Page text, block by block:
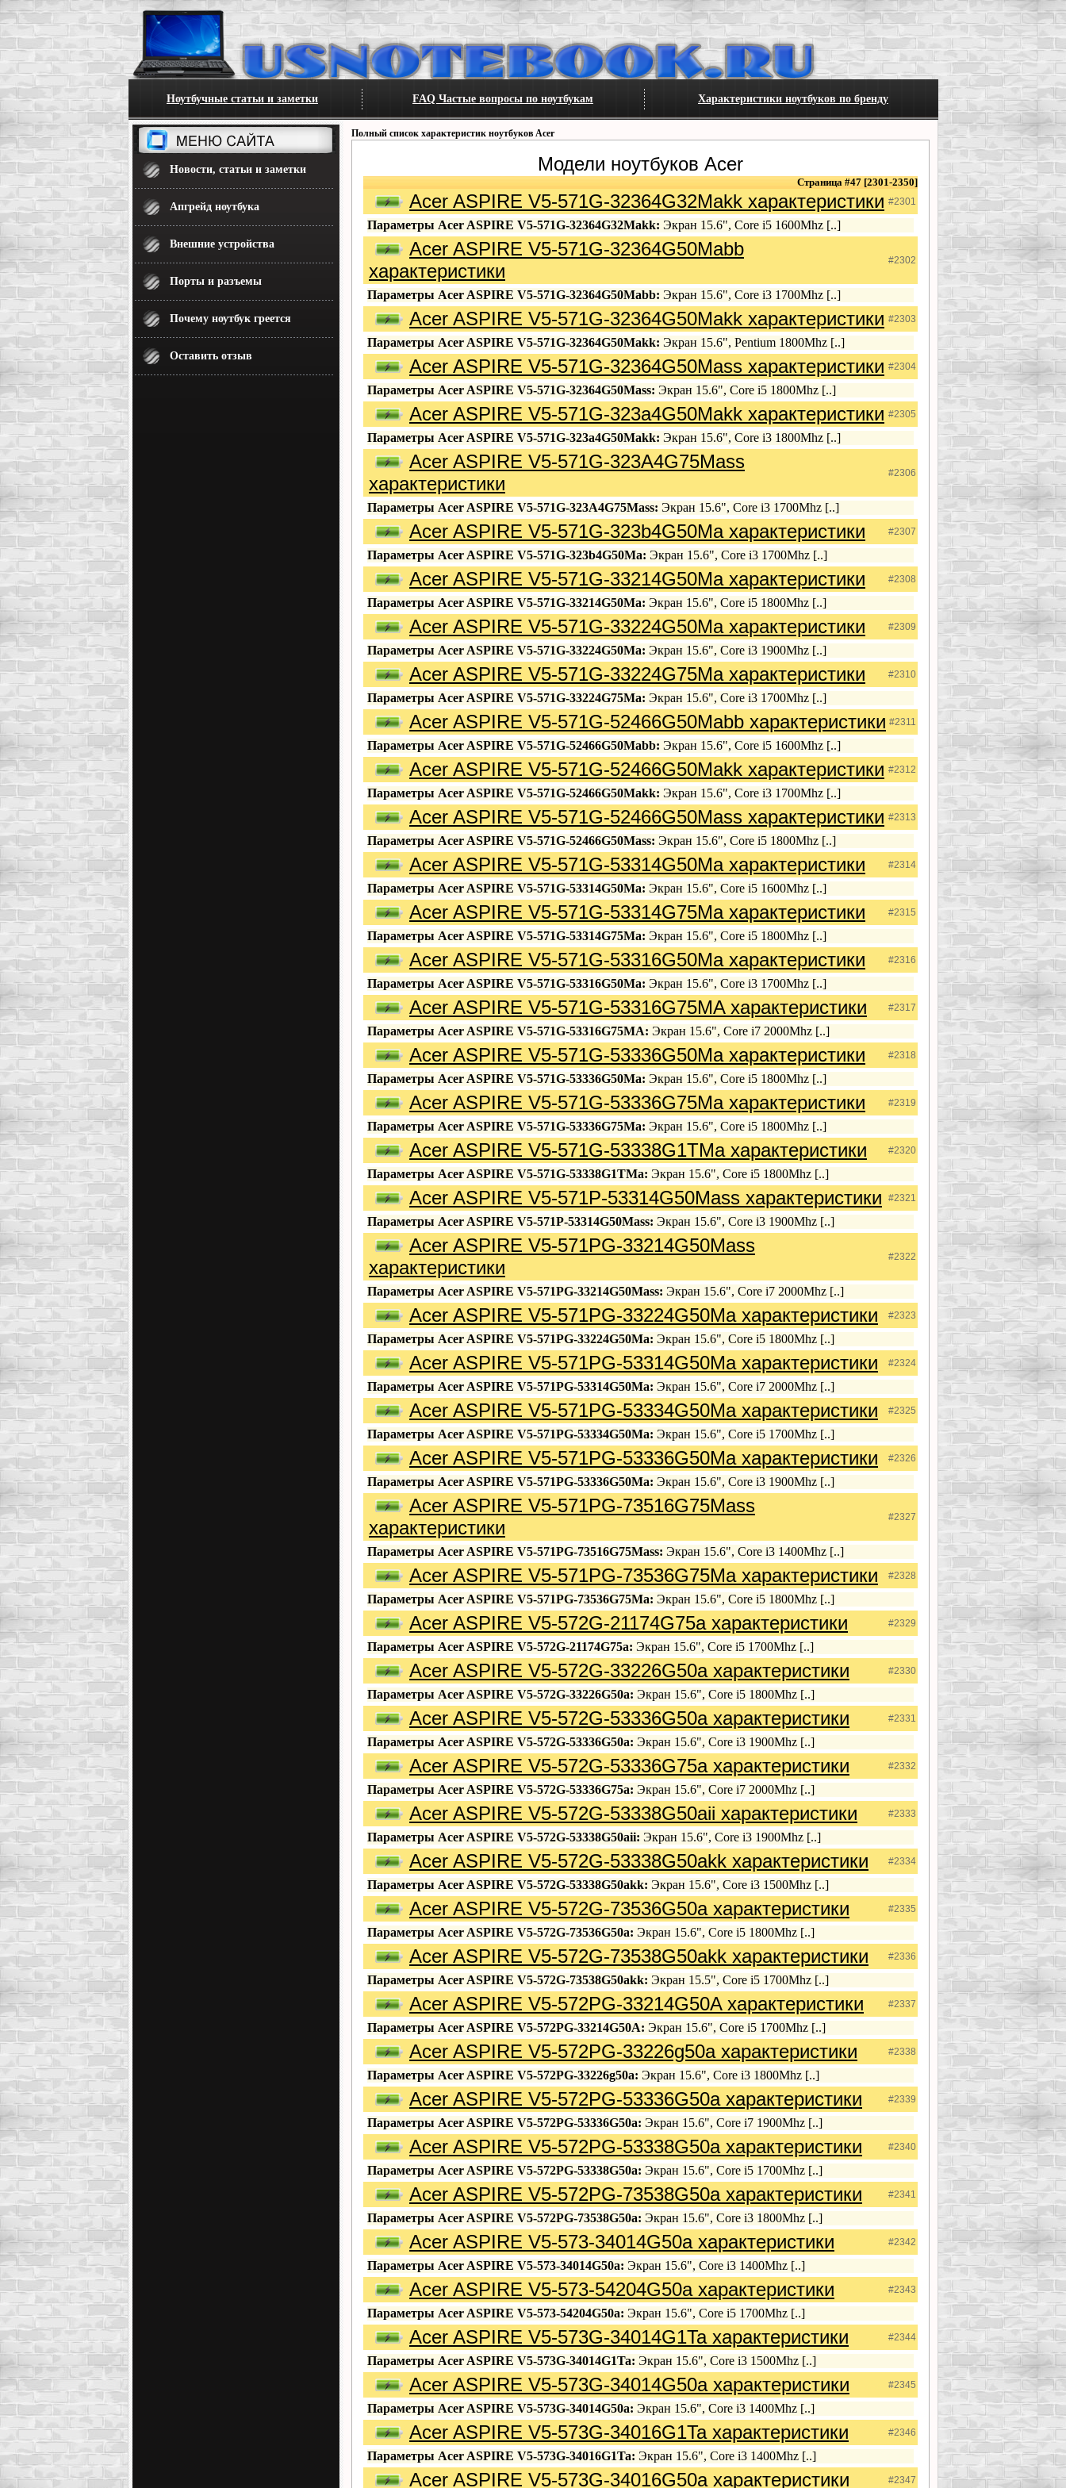
Ноутбучные статьи и заметки FAQ Частые вопросы по ноутбукам Характеристики ноутбуков по бренду
Новости, статьи и заметки
Апгрейд ноутбука
Внешние устройства
Порты и разъемы
Почему ноутбук греется
Оставить отзыв
Полный список характеристик ноутбуков Acer
Модели ноутбуков Acer
Страница #47 [2301-2350]
Acer ASPIRE V5-571G-32364G32Makk характеристики #2301
Параметры Acer ASPIRE V5-571G-32364G32Makk: Экран 15.6", Core i5 1600Mhz [..]
Acer ASPIRE V5-571G-32364G50Mabb
характеристики
#2302
Параметры Acer ASPIRE V5-571G-32364G50Mabb: Экран 15.6", Core i3 1700Mhz [..]
Acer ASPIRE V5-571G-32364G50Makk характеристики #2303
Параметры Acer ASPIRE V5-571G-32364G50Makk: Экран 15.6", Pentium 1800Mhz [..]
Acer ASPIRE V5-571G-32364G50Mass характеристики #2304
Параметры Acer ASPIRE V5-571G-32364G50Mass: Экран 15.6", Core i5 1800Mhz [..]
Acer ASPIRE V5-571G-323a4G50Makk характеристики #2305
Параметры Acer ASPIRE V5-571G-323a4G50Makk: Экран 15.6", Core i3 1800Mhz [..]
Acer ASPIRE V5-571G-323A4G75Mass
характеристики
#2306
Параметры Acer ASPIRE V5-571G-323A4G75Mass: Экран 15.6", Core i3 1700Mhz [..]
Acer ASPIRE V5-571G-323b4G50Ma характеристики #2307
Параметры Acer ASPIRE V5-571G-323b4G50Ma: Экран 15.6", Core i3 1700Mhz [..]
Acer ASPIRE V5-571G-33214G50Ma характеристики #2308
Параметры Acer ASPIRE V5-571G-33214G50Ma: Экран 15.6", Core i5 1800Mhz [..]
Acer ASPIRE V5-571G-33224G50Ma характеристики #2309
Параметры Acer ASPIRE V5-571G-33224G50Ma: Экран 15.6", Core i3 1900Mhz [..]
Acer ASPIRE V5-571G-33224G75Ma характеристики #2310
Параметры Acer ASPIRE V5-571G-33224G75Ma: Экран 15.6", Core i3 1700Mhz [..]
Acer ASPIRE V5-571G-52466G50Mabb характеристики #2311
Параметры Acer ASPIRE V5-571G-52466G50Mabb: Экран 15.6", Core i5 1600Mhz [..]
Acer ASPIRE V5-571G-52466G50Makk характеристики #2312
Параметры Acer ASPIRE V5-571G-52466G50Makk: Экран 15.6", Core i3 1700Mhz [..]
Acer ASPIRE V5-571G-52466G50Mass характеристики #2313
Параметры Acer ASPIRE V5-571G-52466G50Mass: Экран 15.6", Core i5 1800Mhz [..]
Acer ASPIRE V5-571G-53314G50Ma характеристики #2314
Параметры Acer ASPIRE V5-571G-53314G50Ma: Экран 15.6", Core i5 1600Mhz [..]
Acer ASPIRE V5-571G-53314G75Ma характеристики #2315
Параметры Acer ASPIRE V5-571G-53314G75Ma: Экран 15.6", Core i5 1800Mhz [..]
Acer ASPIRE V5-571G-53316G50Ma характеристики #2316
Параметры Acer ASPIRE V5-571G-53316G50Ma: Экран 15.6", Core i3 1700Mhz [..]
Acer ASPIRE V5-571G-53316G75MA характеристики #2317
Параметры Acer ASPIRE V5-571G-53316G75MA: Экран 15.6", Core i7 2000Mhz [..]
Acer ASPIRE V5-571G-53336G50Ma характеристики #2318
Параметры Acer ASPIRE V5-571G-53336G50Ma: Экран 15.6", Core i5 1800Mhz [..]
Acer ASPIRE V5-571G-53336G75Ma характеристики #2319
Параметры Acer ASPIRE V5-571G-53336G75Ma: Экран 15.6", Core i5 1800Mhz [..]
Acer ASPIRE V5-571G-53338G1TMa характеристики #2320
Параметры Acer ASPIRE V5-571G-53338G1TMa: Экран 15.6", Core i5 1800Mhz [..]
Acer ASPIRE V5-571P-53314G50Mass характеристики #2321
Параметры Acer ASPIRE V5-571P-53314G50Mass: Экран 15.6", Core i3 1900Mhz [..]
Acer ASPIRE V5-571PG-33214G50Mass
характеристики
#2322
Параметры Acer ASPIRE V5-571PG-33214G50Mass: Экран 15.6", Core i7 2000Mhz [..]
Acer ASPIRE V5-571PG-33224G50Ma характеристики #2323
Параметры Acer ASPIRE V5-571PG-33224G50Ma: Экран 15.6", Core i5 1800Mhz [..]
Acer ASPIRE V5-571PG-53314G50Ma характеристики #2324
Параметры Acer ASPIRE V5-571PG-53314G50Ma: Экран 15.6", Core i7 2000Mhz [..]
Acer ASPIRE V5-571PG-53334G50Ma характеристики #2325
Параметры Acer ASPIRE V5-571PG-53334G50Ma: Экран 15.6", Core i5 1700Mhz [..]
Acer ASPIRE V5-571PG-53336G50Ma характеристики #2326
Параметры Acer ASPIRE V5-571PG-53336G50Ma: Экран 15.6", Core i3 1900Mhz [..]
Acer ASPIRE V5-571PG-73516G75Mass
характеристики
#2327
Параметры Acer ASPIRE V5-571PG-73516G75Mass: Экран 15.6", Core i3 1400Mhz [..]
Acer ASPIRE V5-571PG-73536G75Ma характеристики #2328
Параметры Acer ASPIRE V5-571PG-73536G75Ma: Экран 15.6", Core i5 1800Mhz [..]
Acer ASPIRE V5-572G-21174G75a характеристики #2329
Параметры Acer ASPIRE V5-572G-21174G75a: Экран 15.6", Core i5 1700Mhz [..]
Acer ASPIRE V5-572G-33226G50a характеристики #2330
Параметры Acer ASPIRE V5-572G-33226G50a: Экран 15.6", Core i5 1800Mhz [..]
Acer ASPIRE V5-572G-53336G50a характеристики #2331
Параметры Acer ASPIRE V5-572G-53336G50a: Экран 15.6", Core i3 1900Mhz [..]
Acer ASPIRE V5-572G-53336G75a характеристики #2332
Параметры Acer ASPIRE V5-572G-53336G75a: Экран 15.6", Core i7 2000Mhz [..]
Acer ASPIRE V5-572G-53338G50aii характеристики #2333
Параметры Acer ASPIRE V5-572G-53338G50aii: Экран 15.6", Core i3 1900Mhz [..]
Acer ASPIRE V5-572G-53338G50akk характеристики #2334
Параметры Acer ASPIRE V5-572G-53338G50akk: Экран 15.6", Core i3 1500Mhz [..]
Acer ASPIRE V5-572G-73536G50a характеристики #2335
Параметры Acer ASPIRE V5-572G-73536G50a: Экран 15.6", Core i5 1800Mhz [..]
Acer ASPIRE V5-572G-73538G50akk характеристики #2336
Параметры Acer ASPIRE V5-572G-73538G50akk: Экран 15.5", Core i5 1700Mhz [..]
Acer ASPIRE V5-572PG-33214G50A характеристики #2337
Параметры Acer ASPIRE V5-572PG-33214G50A: Экран 15.6", Core i5 1700Mhz [..]
Acer ASPIRE V5-572PG-33226g50a характеристики #2338
Параметры Acer ASPIRE V5-572PG-33226g50a: Экран 15.6", Core i3 1800Mhz [..]
Acer ASPIRE V5-572PG-53336G50a характеристики #2339
Параметры Acer ASPIRE V5-572PG-53336G50a: Экран 15.6", Core i7 1900Mhz [..]
Acer ASPIRE V5-572PG-53338G50a характеристики #2340
Параметры Acer ASPIRE V5-572PG-53338G50a: Экран 15.6", Core i5 1700Mhz [..]
Acer ASPIRE V5-572PG-73538G50a характеристики #2341
Параметры Acer ASPIRE V5-572PG-73538G50a: Экран 15.6", Core i3 1800Mhz [..]
Acer ASPIRE V5-573-34014G50a характеристики #2342
Параметры Acer ASPIRE V5-573-34014G50a: Экран 15.6", Core i3 1400Mhz [..]
Acer ASPIRE V5-573-54204G50a характеристики #2343
Параметры Acer ASPIRE V5-573-54204G50a: Экран 15.6", Core i5 1700Mhz [..]
Acer ASPIRE V5-573G-34014G1Ta характеристики #2344
Параметры Acer ASPIRE V5-573G-34014G1Ta: Экран 15.6", Core i3 1500Mhz [..]
Acer ASPIRE V5-573G-34014G50a характеристики #2345
Параметры Acer ASPIRE V5-573G-34014G50a: Экран 15.6", Core i3 1400Mhz [..]
Acer ASPIRE V5-573G-34016G1Ta характеристики #2346
Параметры Acer ASPIRE V5-573G-34016G1Ta: Экран 15.6", Core i3 1400Mhz [..]
Acer ASPIRE V5-573G-34016G50a характеристики #2347